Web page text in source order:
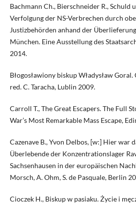
Bachmann Ch., Bierschneider R., Schuld
Verfolgung der NS-Verbrechen durch
Justizbehörden anhand der
München. Eine Ausstellung des
2014.
Błogosławiony biskup Władysław Goral.
red. C. Taracha, Lublin 2009.
Carroll T., The Great Escapers. The Full
War’s Most Remarkable Mass Escape,
Cazenave B., Yvon Delbos, [w:] Hier war
Überlebende der Konzentrationslager
Sachsenhausen in der europäischen
Morsch, A. Ohm, S. de Pasquale, Berlin
Cioczek H., Biskup w pasiaku. Życie i